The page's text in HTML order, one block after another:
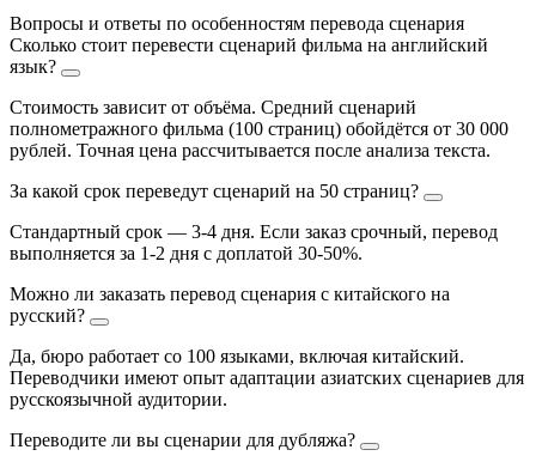
Вопросы и ответы по особенностям перевода сценария
Сколько стоит перевести сценарий фильма на английский
язык?
Стоимость зависит от объёма. Средний сценарий
полнометражного фильма (100 страниц) обойдётся от 30 000
рублей. Точная цена рассчитывается после анализа текста.
За какой срок переведут сценарий на 50 страниц?
Стандартный срок — 3-4 дня. Если заказ срочный, перевод
выполняется за 1-2 дня с доплатой 30-50%.
Можно ли заказать перевод сценария с китайского на
русский?
Да, бюро работает со 100 языками, включая китайский.
Переводчики имеют опыт адаптации азиатских сценариев для
русскоязычной аудитории.
Переводите ли вы сценарии для дубляжа?